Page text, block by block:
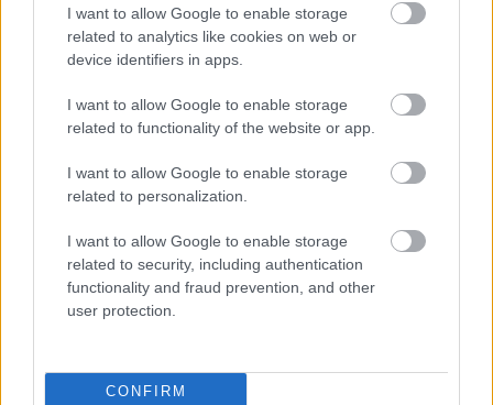
I want to allow Google to enable storage
related to analytics like cookies on web or
device identifiers in apps.
I want to allow Google to enable storage
related to functionality of the website or app.
I want to allow Google to enable storage
related to personalization.
I want to allow Google to enable storage
related to security, including authentication
functionality and fraud prevention, and other
user protection.
CONFIRM
VAGY
reloaded
14 éve